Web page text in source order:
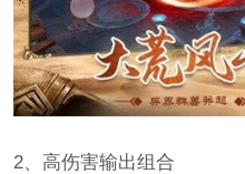
2、高伤害输出组合